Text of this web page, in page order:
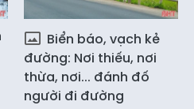
Biển báo, vạch kẻ
đường: Nơi thiếu, nơi
thừa, nơi... đánh đố
người đi đường